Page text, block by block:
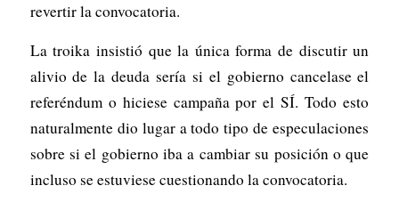
revertir la convocatoria.
La troika insistió que la única forma de discutir un
alivio de la deuda sería si el gobierno cancelase el
referéndum o hiciese campaña por el SÍ. Todo esto
naturalmente dio lugar a todo tipo de especulaciones
sobre si el gobierno iba a cambiar su posición o que
incluso se estuviese cuestionando la convocatoria.